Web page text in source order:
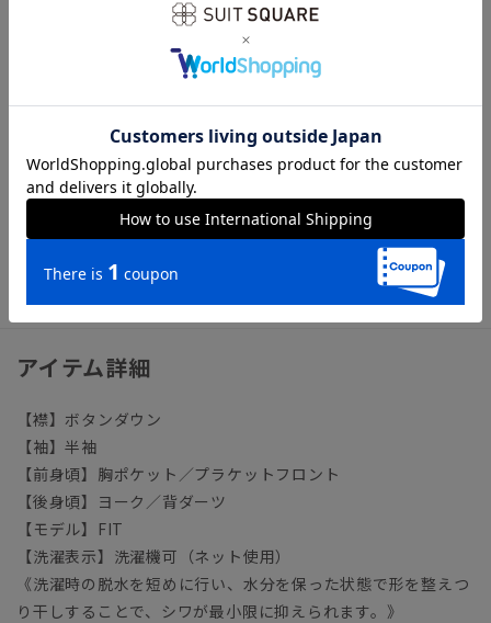
芯地を挟み込んだ特殊な“テープ縫製”を施し補強しました。
3BLOCK／「透け防止」「防シワ」「防ストレス（ストレッ
チ）」の3つの機能でシャツのお悩みをトリプルブロック！
【参考情報】The Style Dictionary
◆クールビズシャツの決定版！シャツ選びで押さえるべきポイ
ントを徹底解説
ビジネス ワイシャツ タイト スリム ノーアイロン ノン
アイロン イージーケア 形態安定
アイテム詳細
【襟】ボタンダウン
【袖】半袖
【前身頃】胸ポケット／プラケットフロント
【後身頃】ヨーク／背ダーツ
【モデル】FIT
【洗濯表示】洗濯機可（ネット使用）
《洗濯時の脱水を短めに行い、水分を保った状態で形を整えつ
り干しすることで、シワが最小限に抑えられます。》